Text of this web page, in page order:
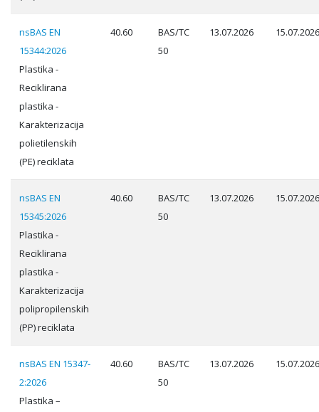
nsBAS EN
15344:2026
Plastika -
Reciklirana
plastika -
Karakterizacija
polietilenskih
(PE) reciklata
40.60
BAS/TC
50
13.07.2026 15.07.2026
nsBAS EN
15345:2026
Plastika -
Reciklirana
plastika -
Karakterizacija
polipropilenskih
(PP) reciklata
40.60
BAS/TC
50
13.07.2026 15.07.2026
nsBAS EN 15347-
2:2026
Plastika –
40.60
BAS/TC
50
13.07.2026 15.07.2026